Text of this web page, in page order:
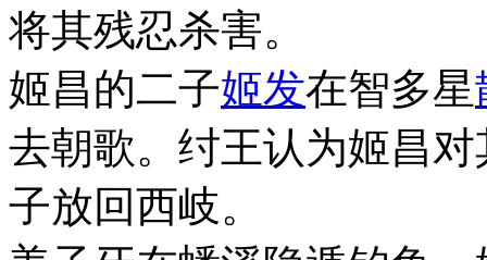
将其残忍杀害。
姬昌的二子姬发在智多星
去朝歌。纣王认为姬昌
子放回西岐。